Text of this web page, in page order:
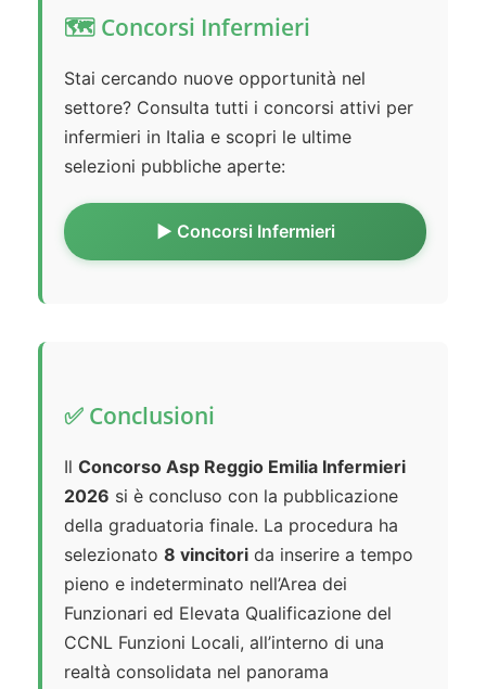
🗺️ Concorsi Infermieri
Stai cercando nuove opportunità nel
settore? Consulta tutti i concorsi attivi per
infermieri in Italia e scopri le ultime
selezioni pubbliche aperte:
▶️ Concorsi Infermieri
✅ Conclusioni
Il Concorso Asp Reggio Emilia Infermieri
2026 si è concluso con la pubblicazione
della graduatoria finale. La procedura ha
selezionato 8 vincitori da inserire a tempo
pieno e indeterminato nell’Area dei
Funzionari ed Elevata Qualificazione del
CCNL Funzioni Locali, all’interno di una
realtà consolidata nel panorama